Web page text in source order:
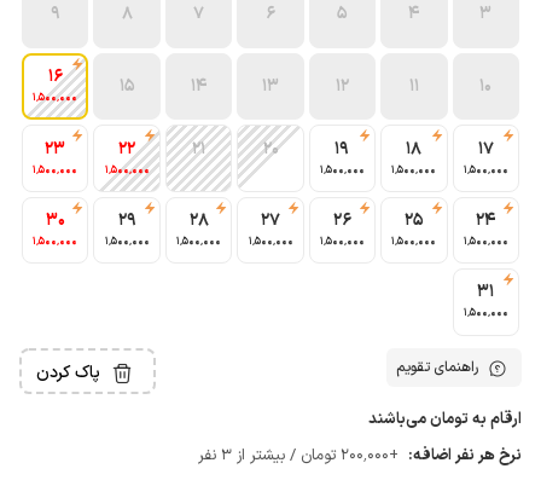
3
4
5
6
7
8
9
10
11
12
13
14
15
16
1٬500٬000
17
1٬500٬000
18
1٬500٬000
19
1٬500٬000
20
21
22
1٬500٬000
23
1٬500٬000
24
1٬500٬000
25
1٬500٬000
26
1٬500٬000
27
1٬500٬000
28
1٬500٬000
29
1٬500٬000
30
1٬500٬000
31
1٬500٬000
راهنمای تقویم پاک کردن
ارقام به تومان می‌باشند
نرخ هر نفر اضافه: +200٬000 تومان / بیشتر از 3 نفر